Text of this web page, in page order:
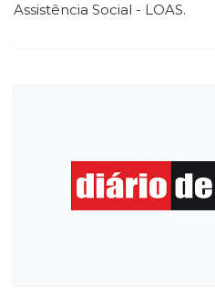
Assistência Social - LOAS.